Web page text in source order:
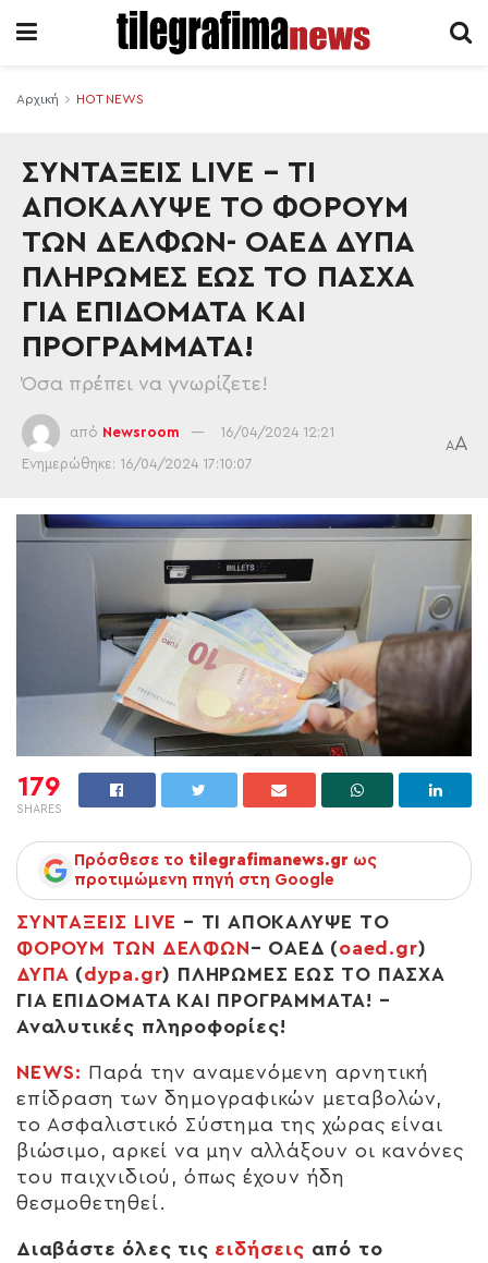
Αρχική HOT NEWS
ΣΥΝΤΑΞΕΙΣ LIVE – ΤΙ
ΑΠΟΚΑΛΥΨΕ ΤΟ ΦΟΡΟΥΜ
ΤΩΝ ΔΕΛΦΩΝ- ΟΑΕΔ ΔΥΠΑ
ΠΛΗΡΩΜΕΣ ΕΩΣ ΤΟ ΠΑΣΧΑ
ΓΙΑ ΕΠΙΔΟΜΑΤΑ ΚΑΙ
ΠΡΟΓΡΑΜΜΑΤΑ!
Όσα πρέπει να γνωρίζετε!
από Newsroom 16/04/2024 12:21
Ενημερώθηκε: 16/04/2024 17:10:07
AA
179
SHARES
Πρόσθεσε το tilegrafimanews.gr ως
προτιμώμενη πηγή στη Google
ΣΥΝΤΑΞΕΙΣ LIVE – ΤΙ ΑΠΟΚΑΛΥΨΕ ΤΟ
ΦΟΡΟΥΜ ΤΩΝ ΔΕΛΦΩΝ– ΟΑΕΔ (oaed.gr)
ΔΥΠΑ (dypa.gr) ΠΛΗΡΩΜΕΣ ΕΩΣ ΤΟ ΠΑΣΧΑ
ΓΙΑ ΕΠΙΔΟΜΑΤΑ ΚΑΙ ΠΡΟΓΡΑΜΜΑΤΑ! –
Αναλυτικές πληροφορίες!
NEWS: Παρά την αναμενόμενη αρνητική
επίδραση των δημογραφικών μεταβολών,
το Ασφαλιστικό Σύστημα της χώρας είναι
βιώσιμο, αρκεί να μην αλλάξουν οι κανόνες
του παιχνιδιού, όπως έχουν ήδη
θεσμοθετηθεί.
Διαβάστε όλες τις ειδήσεις από το